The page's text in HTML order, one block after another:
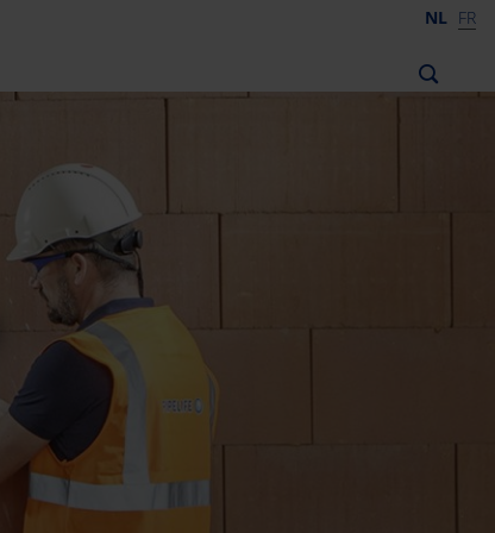
NL FR